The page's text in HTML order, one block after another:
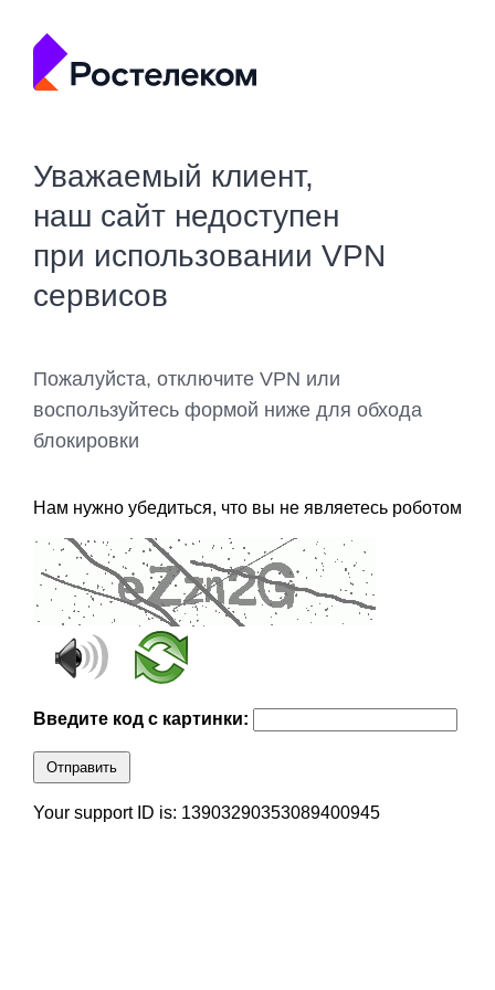
Уважаемый клиент,
наш сайт недоступен
при использовании VPN
сервисов
Пожалуйста, отключите VPN или
воспользуйтесь формой ниже для обхода
блокировки
Нам нужно убедиться, что вы не являетесь роботом
Введите код с картинки:
Отправить
Your support ID is: 13903290353089400945